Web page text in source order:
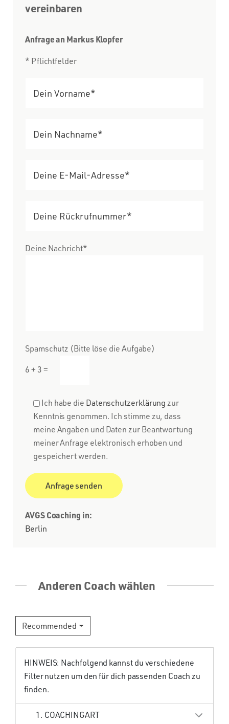
vereinbaren
Anfrage an Markus Klopfer
* Pflichtfelder
Deine Nachricht*
Spamschutz (Bitte löse die Aufgabe)
6 + 3 =
Ich habe die Datenschutzerklärung zur
Kenntnis genommen. Ich stimme zu, dass
meine Angaben und Daten zur Beantwortung
meiner Anfrage elektronisch erhoben und
gespeichert werden.
AVGS Coaching in:
Berlin
Anderen Coach wählen
Recommended
HINWEIS: Nachfolgend kannst du verschiedene
Filter nutzen um den für dich passenden Coach zu
finden.
1. COACHINGART